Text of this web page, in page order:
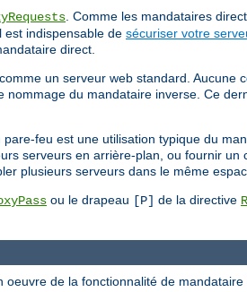
. Comme les mandataires
est indispensable de sécuriser votre
direct.
un serveur web standard. Aucune
du mandataire inverse. Ce
feu est une utilisation typique du
serveurs en arrière-plan, ou fournir
plusieurs serveurs dans le même
ou le drapeau [P] de la directive
de la fonctionnalité de